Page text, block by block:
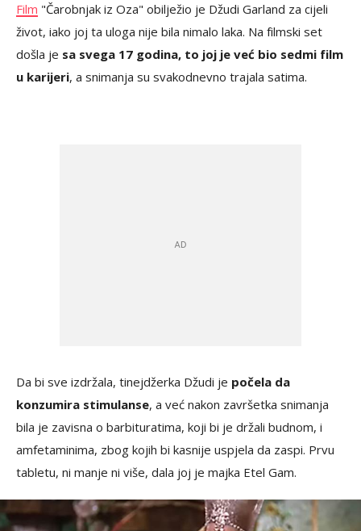
Film "Čarobnjak iz Oza" obilježio je Džudi Garland za cijeli
život, iako joj ta uloga nije bila nimalo laka. Na filmski set
došla je sa svega 17 godina, to joj je već bio sedmi film
u karijeri, a snimanja su svakodnevno trajala satima.
Da bi sve izdržala, tinejdžerka Džudi je počela da
konzumira stimulanse, a već nakon završetka snimanja
bila je zavisna o barbituratima, koji bi je držali budnom, i
amfetaminima, zbog kojih bi kasnije uspjela da zaspi. Prvu
tabletu, ni manje ni više, dala joj je majka Etel Gam.